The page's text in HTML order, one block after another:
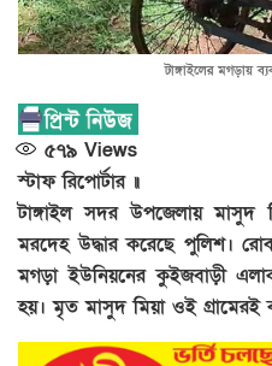
টাঙ্গাইলের মগড়ায়
৫৭৯ Views
স্টাফ রিপোর্টার ॥
টাঙ্গাইল সদর উপজেলায় মাসুদ
মরদেহ উদ্ধার করেছে পুলিশ।
মগড়া ইউনিয়নের কুইজবাড়ী
হয়। মৃত মাসুদ মিয়া ওই গ্রামেরই